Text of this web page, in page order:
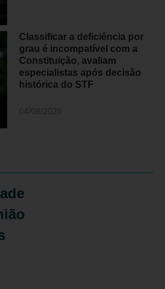
Classificar a deficiência por
grau é incompatível com a
Constituição, avaliam
especialistas após decisão
histórica do STF